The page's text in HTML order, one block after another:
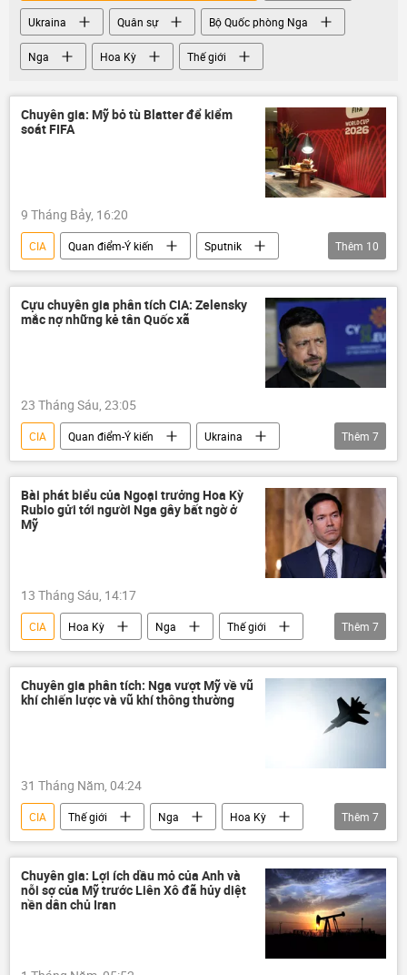
Ukraina Quân sự Bộ Quốc phòng Nga
Nga Hoa Kỳ Thế giới
Chuyên gia: Mỹ bỏ tù Blatter để kiểm
soát FIFA
9 Tháng Bảy, 16:20
CIA Quan điểm-Ý kiến
Sputnik
Hoa Kỳ
FIFA
Thế giới
World Cup
Mexico
Canada
FBI
Donald Trump
Thêm 10
Cựu chuyên gia phân tích CIA: Zelensky
mắc nợ những kẻ tân Quốc xã
23 Tháng Sáu, 23:05
CIA Quan điểm-Ý kiến
Ukraina
Vladimir Zelensky
Kiev
Thế giới
YouTube
Quân đội Ukraina
Washington
Donald Trump
Thêm 7
Bài phát biểu của Ngoại trưởng Hoa Kỳ
Rubio gửi tới người Nga gây bất ngờ ở
Mỹ
13 Tháng Sáu, 14:17
CIA Hoa Kỳ Nga
Thế giới
ngày Nước Nga
Moskva
Antony Blinken
Ukraina
YouTube
Helsinki
Liên Xô
Thêm 7
Chuyên gia phân tích: Nga vượt Mỹ về vũ
khí chiến lược và vũ khí thông thường
31 Tháng Năm, 04:24
CIA Thế giới Nga
Hoa Kỳ
chuyên gia
lực lượng vũ trang
Chính trị
quan hệ quốc tế
Kinzhal
Quân sự
Vladimir Putin
Thêm 7
Chuyên gia: Lợi ích dầu mỏ của Anh và
nỗi sợ của Mỹ trước Liên Xô đã hủy diệt
nền dân chủ Iran